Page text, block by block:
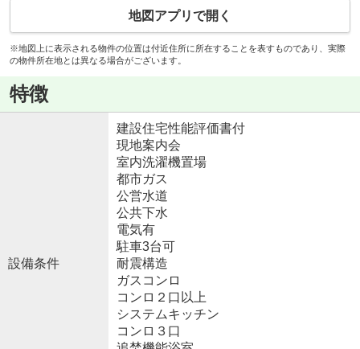
地図アプリで開く
※地図上に表示される物件の位置は付近住所に所在することを表すものであり、実際
の物件所在地とは異なる場合がございます。
特徴
設備条件
建設住宅性能評価書付
現地案内会
室内洗濯機置場
都市ガス
公営水道
公共下水
電気有
駐車3台可
耐震構造
ガスコンロ
コンロ２口以上
システムキッチン
コンロ３口